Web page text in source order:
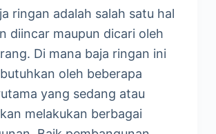
ringan adalah salah satu hal
diincar maupun dicari oleh
Di mana baja ringan ini
oleh beberapa
yang sedang atau
melakukan berbagai